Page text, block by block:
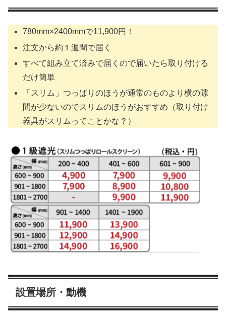
780mm×2400mmで11,900円！
注文から約１週間で届く
すべて組み立て済みで届くので届いたら取り付ける
だけ簡単
「スリム」つっぱりのほうが通常のものより横の隙
間が少ないのでスリムのほうがおすすめ（取り付け
器具がスリムってことかな？）
設置場所・動機